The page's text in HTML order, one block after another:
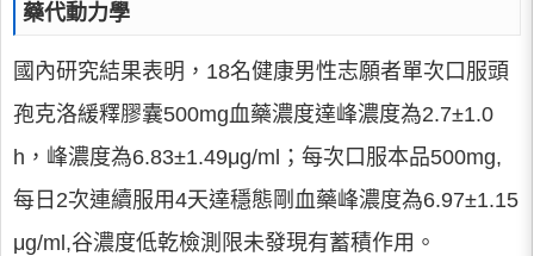
藥代動力學
國內研究結果表明，18名健康男性志願者單次口服頭
孢克洛緩釋膠囊500mg血藥濃度達峰濃度為2.7±1.0
h，峰濃度為6.83±1.49μg/ml；每次口服本品500mg,
每日2次連續服用4天達穩態剛血藥峰濃度為6.97±1.15
μg/ml,谷濃度低乾檢測限未發現有蓄積作用。